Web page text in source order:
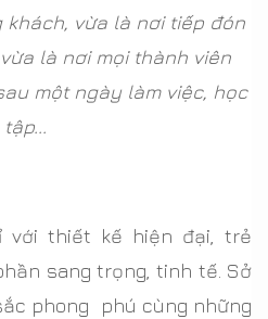
vừa là nơi tiếp đón
là nơi mọi thành viên
một ngày làm việc, học
tập...
với thiết kế hiện đại, trẻ
sang trọng, tinh tế. Sở
phong phú cùng những